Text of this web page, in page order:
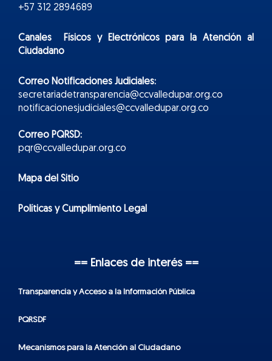
+57 312 2894689
Canales Físicos yElectrónicospara la Atención al
Ciudadano
Correo Notificaciones Judiciales:
secretariadetransparencia@ccvalledupar.org.co
notificacionesjudiciales@ccvalledupar.org.co
Correo PQRSD:
pqr@ccvalledupar.org.co
Mapa del Sitio
Políticas y Cumplimiento Legal
== Enlaces de interés ==
Transparencia y Acceso a la Información Pública
PQRSDF
Mecanismos para la Atención al Ciudadano